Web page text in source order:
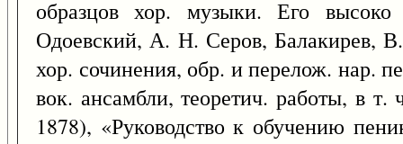
образцов хор. музыки. Его
Одоевский, А. Н. Серов, Балакирев,
хор. сочинения, обр. и перелож. нар.
вок. ансамбли, теоретич. работы, в
1878), «Руководство к обучению